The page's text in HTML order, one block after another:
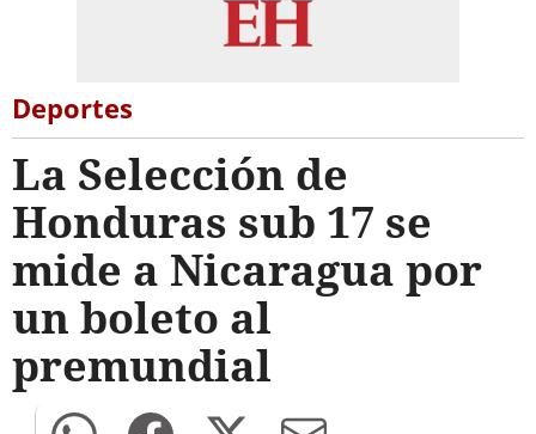
Deportes
La Selección de
Honduras sub 17 se
mide a Nicaragua por
un boleto al
premundial